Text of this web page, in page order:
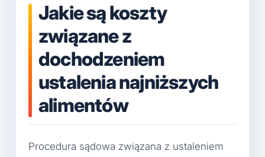
Jakie są koszty
związane z
dochodzeniem
ustalenia najniższych
alimentów
Procedura sądowa związana z ustaleniem